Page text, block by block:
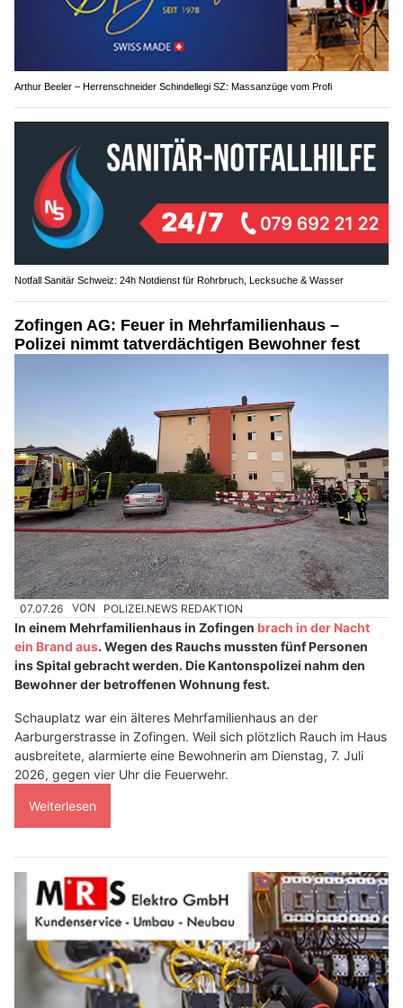
Arthur Beeler – Herrenschneider Schindellegi SZ: Massanzüge vom Profi
Notfall Sanitär Schweiz: 24h Notdienst für Rohrbruch, Lecksuche & Wasser
Zofingen AG: Feuer in Mehrfamilienhaus –
Polizei nimmt tatverdächtigen Bewohner fest
07.07.26 VON POLIZEI.NEWS REDAKTION
In einem Mehrfamilienhaus in Zofingen brach in der Nacht
ein Brand aus. Wegen des Rauchs mussten fünf Personen
ins Spital gebracht werden. Die Kantonspolizei nahm den
Bewohner der betroffenen Wohnung fest.
Schauplatz war ein älteres Mehrfamilienhaus an der
Aarburgerstrasse in Zofingen. Weil sich plötzlich Rauch im Haus
ausbreitete, alarmierte eine Bewohnerin am Dienstag, 7. Juli
2026, gegen vier Uhr die Feuerwehr.
Weiterlesen